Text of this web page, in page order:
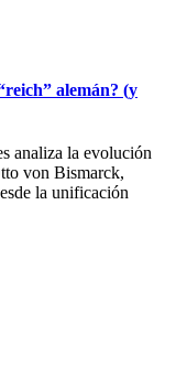
alemán? (y
analiza la evolución
von Bismarck,
la unificación